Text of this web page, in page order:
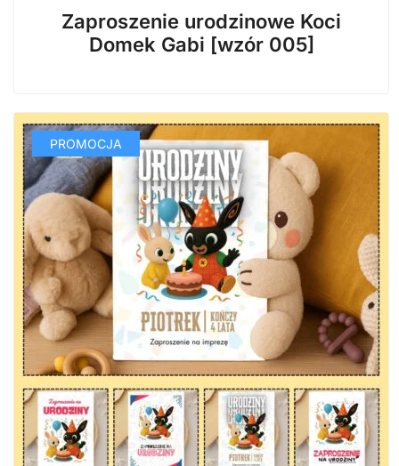
cena
wynosiła:
29,99 zł.
wynosi:
14,99 zł.
Zaproszenie urodzinowe Koci
Domek Gabi [wzór 005]
PROMOCJA